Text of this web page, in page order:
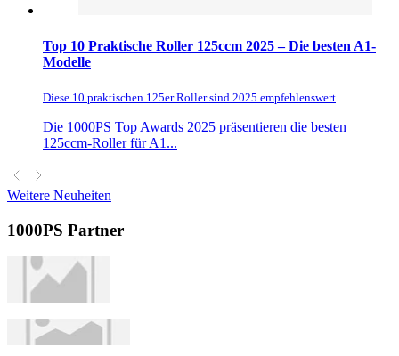
Top 10 Praktische Roller 125ccm 2025 – Die besten A1-
Modelle
Diese 10 praktischen 125er Roller sind 2025 empfehlenswert
Die 1000PS Top Awards 2025 präsentieren die besten
125ccm-Roller für A1...
Weitere Neuheiten
1000PS Partner